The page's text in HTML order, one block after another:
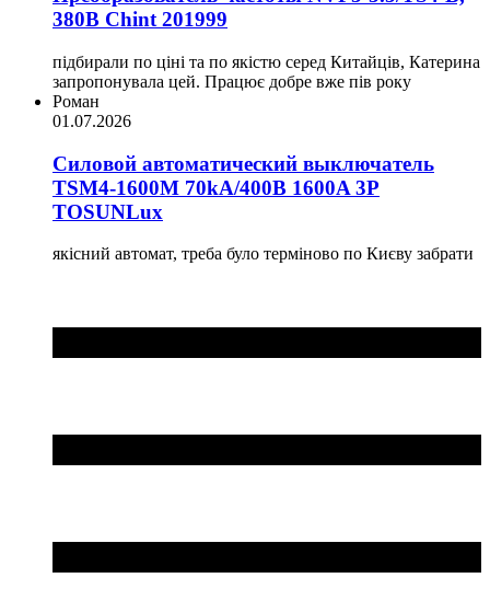
380В Chint 201999
підбирали по ціні та по якістю серед Китайців, Катерина
запропонувала цей. Працює добре вже пів року
Роман
01.07.2026
Силовой автоматический выключатель
TSM4-1600M 70kA/400B 1600A 3P
TOSUNLux
якісний автомат, треба було терміново по Києву забрати